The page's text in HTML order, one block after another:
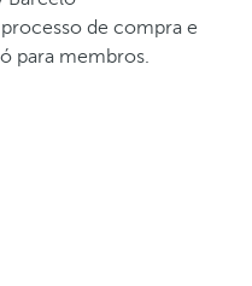
de compra e
para membros.